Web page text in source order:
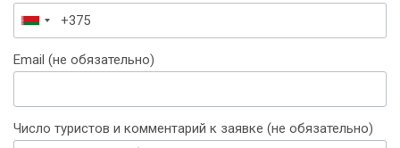
Беларусь
+375
Email (не обязательно)
Число туристов и комментарий к заявке (не обязательно)